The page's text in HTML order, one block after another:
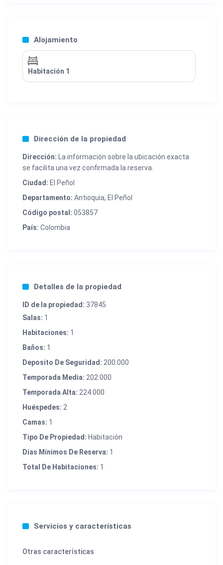
Alojamiento
Habitación 1
Dirección de la propiedad
Dirección: La información sobre la ubicación exacta
se facilita una vez confirmada la reserva.
Ciudad: El Peñol
Departamento: Antioquia, El Peñol
Código postal: 053857
País: Colombia
Detalles de la propiedad
ID de la propiedad: 37845
Salas: 1
Habitaciones: 1
Baños: 1
Deposito De Seguridad: 200.000
Temporada Media: 202.000
Temporada Alta: 224.000
Huéspedes: 2
Camas: 1
Tipo De Propiedad: Habitación
Días Mínimos De Reserva: 1
Total De Habitaciones: 1
Servicios y características
Otras características